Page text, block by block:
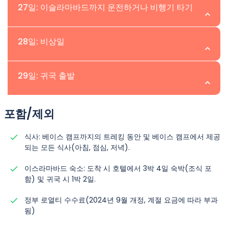
다. 우리는 우리의 식사 텐트에서 저녁을 먹고 완벽하게 서
숙소: 2인 1실 텐트.
식사: 아침, 점심, 저녁 포함.
위치:Skardu | 고도:
27일: 이슬라마바드까지 운전하거나 비행기 타기
위치:Islamabad | 고도:
스로 운전하세요.
식사: 아침, 점심, 저녁 포함.
28일: 비상일
위치:Islamabad | 고도:
스라마바드로 이동.
숙소: 트윈 공유 기준 호텔 객실.
식사: 아침, 점심, 저녁 포함.
29일: 귀국 출발
위치:Islamabad | 고도:
오늘 참가자들은 Amin Brak Expedition을 마치고 각자의
나라로 떠납니다.
숙소: 트윈 공유 기준의 호텔 객실.
식사: 아침, 점심, 저녁 포함.
포함/제외
식사: 베이스 캠프까지의 트레킹 동안 및 베이스 캠프에서 제공
되는 모든 식사(아침, 점심, 저녁).
이스라마바드 숙소: 도착 시 호텔에서 3박 4일 숙박(조식 포
함) 및 귀국 시 1박 2일.
정부 로열티 수수료(2024년 9월 개정, 계절 요금에 따라 부과
됨)